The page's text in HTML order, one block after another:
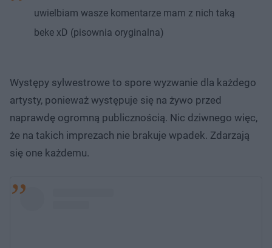
uwielbiam wasze komentarze mam z nich taką
beke xD (pisownia oryginalna)
Występy sylwestrowe to spore wyzwanie dla każdego
artysty, ponieważ występuje się na żywo przed
naprawdę ogromną publicznością. Nic dziwnego więc,
że na takich imprezach nie brakuje wpadek. Zdarzają
się one każdemu.